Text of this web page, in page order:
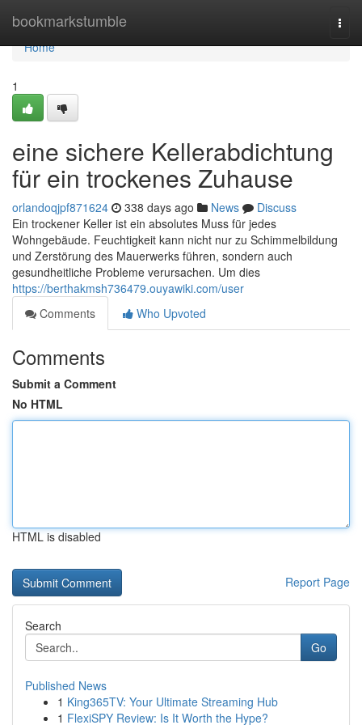
bookmarkstumble
Home
Home
1
eine sichere Kellerabdichtung
für ein trockenes Zuhause
orlandoqjpf871624 338 days ago News
Discuss
Ein trockener Keller ist ein absolutes Muss für jedes
Wohngebäude. Feuchtigkeit kann nicht nur zu Schimmelbildung
und Zerstörung des Mauerwerks führen, sondern auch
gesundheitliche Probleme verursachen. Um dies
https://berthakmsh736479.ouyawiki.com/user
Comments
Who Upvoted
Comments
Submit a Comment
No HTML
HTML is disabled
Report Page
Search
Go
Published News
1 King365TV: Your Ultimate Streaming Hub
1 FlexiSPY Review: Is It Worth the Hype?